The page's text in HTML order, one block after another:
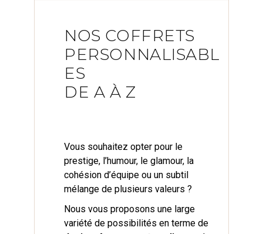
NOS COFFRETS
PERSONNALISABL
ES
DE A À Z
Vous souhaitez opter pour le
prestige, l’humour, le glamour, la
cohésion d’équipe ou un subtil
mélange de plusieurs valeurs ?
Nous vous proposons une large
variété de possibilités en terme de